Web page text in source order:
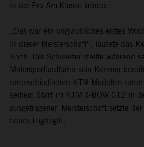
in der Pro-Am-Klasse krönte.
„Das war ein unglaubliches erstes
in dieser Meisterschaft“, lautete das
Koch. Der Schweizer stellte während
Motorsportlaufbahn sein Können
unterschiedlichen KTM-Modellen
seinem Start im KTM X-BOW GT2 in
ausgetragenen Meisterschaft setzte
neues Highlight.